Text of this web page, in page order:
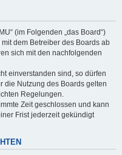
(im Folgenden „das Board“)
dem Betreiber des Boards ab
sich mit den nachfolgenden
einverstanden sind, so dürfen
die Nutzung des Boards gelten
Regelungen.
Zeit geschlossen und kann
Frist jederzeit gekündigt